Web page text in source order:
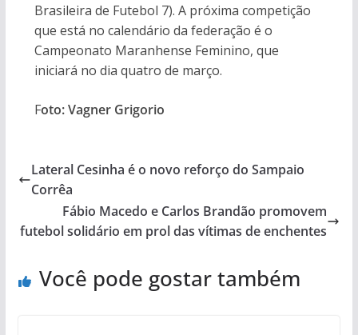
Brasileira de Futebol 7). A próxima competição
que está no calendário da federação é o
Campeonato Maranhense Feminino, que
iniciará no dia quatro de março.
Foto: Vagner Grigorio
Lateral Cesinha é o novo reforço do Sampaio
Corrêa
Fábio Macedo e Carlos Brandão promovem
futebol solidário em prol das vítimas de enchentes
Você pode gostar também